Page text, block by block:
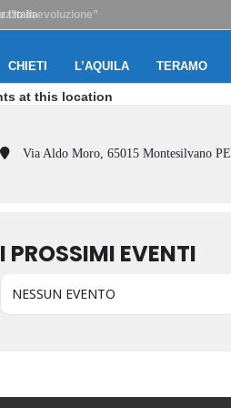
CHIETI L’AQUILA TERAMO
at this location
Via Aldo Moro, 65015 Montesilvano PE
I PROSSIMI EVENTI
NESSUN EVENTO